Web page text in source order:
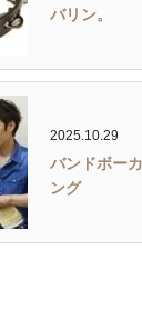
バリン。
2025.10.29
バンドボー
ング